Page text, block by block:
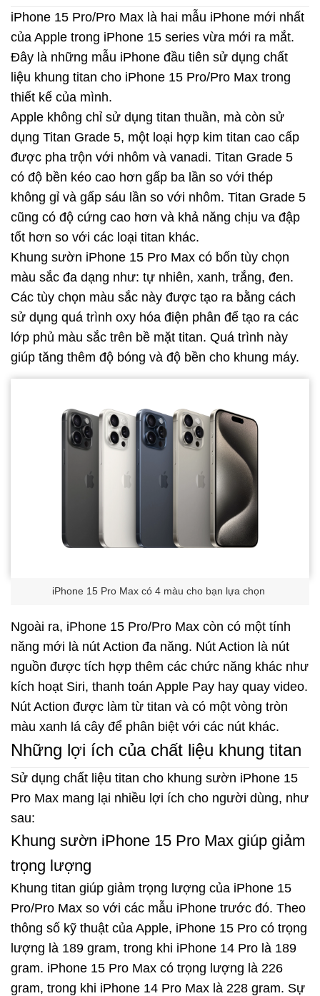
iPhone 15 Pro/Pro Max là hai mẫu iPhone mới nhất
của Apple trong iPhone 15 series vừa mới ra mắt.
Đây là những mẫu iPhone đầu tiên sử dụng chất
liệu khung titan cho iPhone 15 Pro/Pro Max trong
thiết kế của mình.
Apple không chỉ sử dụng titan thuần, mà còn sử
dụng Titan Grade 5, một loại hợp kim titan cao cấp
được pha trộn với nhôm và vanadi. Titan Grade 5
có độ bền kéo cao hơn gấp ba lần so với thép
không gỉ và gấp sáu lần so với nhôm. Titan Grade 5
cũng có độ cứng cao hơn và khả năng chịu va đập
tốt hơn so với các loại titan khác.
Khung sườn iPhone 15 Pro Max có bốn tùy chọn
màu sắc đa dạng như: tự nhiên, xanh, trắng, đen.
Các tùy chọn màu sắc này được tạo ra bằng cách
sử dụng quá trình oxy hóa điện phân để tạo ra các
lớp phủ màu sắc trên bề mặt titan. Quá trình này
giúp tăng thêm độ bóng và độ bền cho khung máy.
iPhone 15 Pro Max có 4 màu cho bạn lựa chọn
Ngoài ra, iPhone 15 Pro/Pro Max còn có một tính
năng mới là nút Action đa năng. Nút Action là nút
nguồn được tích hợp thêm các chức năng khác như
kích hoạt Siri, thanh toán Apple Pay hay quay video.
Nút Action được làm từ titan và có một vòng tròn
màu xanh lá cây để phân biệt với các nút khác.
Những lợi ích của chất liệu khung titan
Sử dụng chất liệu titan cho khung sườn iPhone 15
Pro Max mang lại nhiều lợi ích cho người dùng, như
sau:
Khung sườn iPhone 15 Pro Max giúp giảm
trọng lượng
Khung titan giúp giảm trọng lượng của iPhone 15
Pro/Pro Max so với các mẫu iPhone trước đó. Theo
thông số kỹ thuật của Apple, iPhone 15 Pro có trọng
lượng là 189 gram, trong khi iPhone 14 Pro là 189
gram. iPhone 15 Pro Max có trọng lượng là 226
gram, trong khi iPhone 14 Pro Max là 228 gram. Sự